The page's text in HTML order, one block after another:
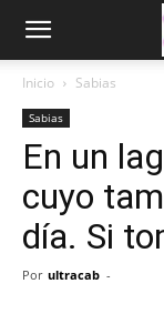
Inicio Sabias
Sabias
En un
cuyo
día. Si
Por ultracab -